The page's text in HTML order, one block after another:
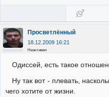
Просветлённый
18.12.2009 16:21
Неактивен
Одиссей, есть такое
Ну так вот - плевать,
чего хотите от жизни.